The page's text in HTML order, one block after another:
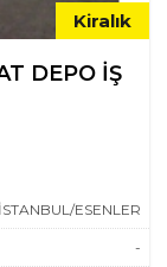
Kiralık
DEPO İŞ
İSTANBUL/ESENLER
-